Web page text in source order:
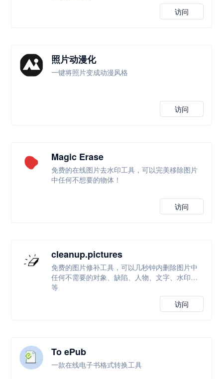
访问
照片动漫化
一键将照片变成动漫风格
访问
Magic Erase
免费的在线图片去水印工具，可以完美移除图片
中任何不想要的物体！
访问
cleanup.pictures
免费的图片修补工具，可以几秒钟内删除图片中
任何不需要的对象、缺陷、人物、文字、水印等
等
访问
To ePub
一款在线电子书格式转换工具